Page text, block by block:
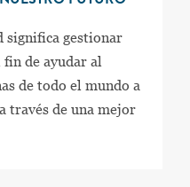
significa gestionar
fin de ayudar al
de todo el mundo a
través de una mejor